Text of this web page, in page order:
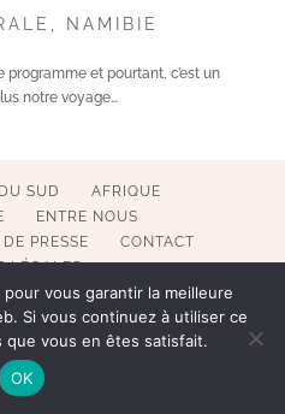
NAMIBIE
programme et pourtant, c’est un
notre voyage…
SUD
AFRIQUE
ENTRE NOUS
PRESSE
CONTACT
LÉGALES
BY SOPHIE. ALL RIGHTS
BECATEK.
vous garantir la meilleure
Si vous continuez à utiliser ce
vous en êtes satisfait.
OK